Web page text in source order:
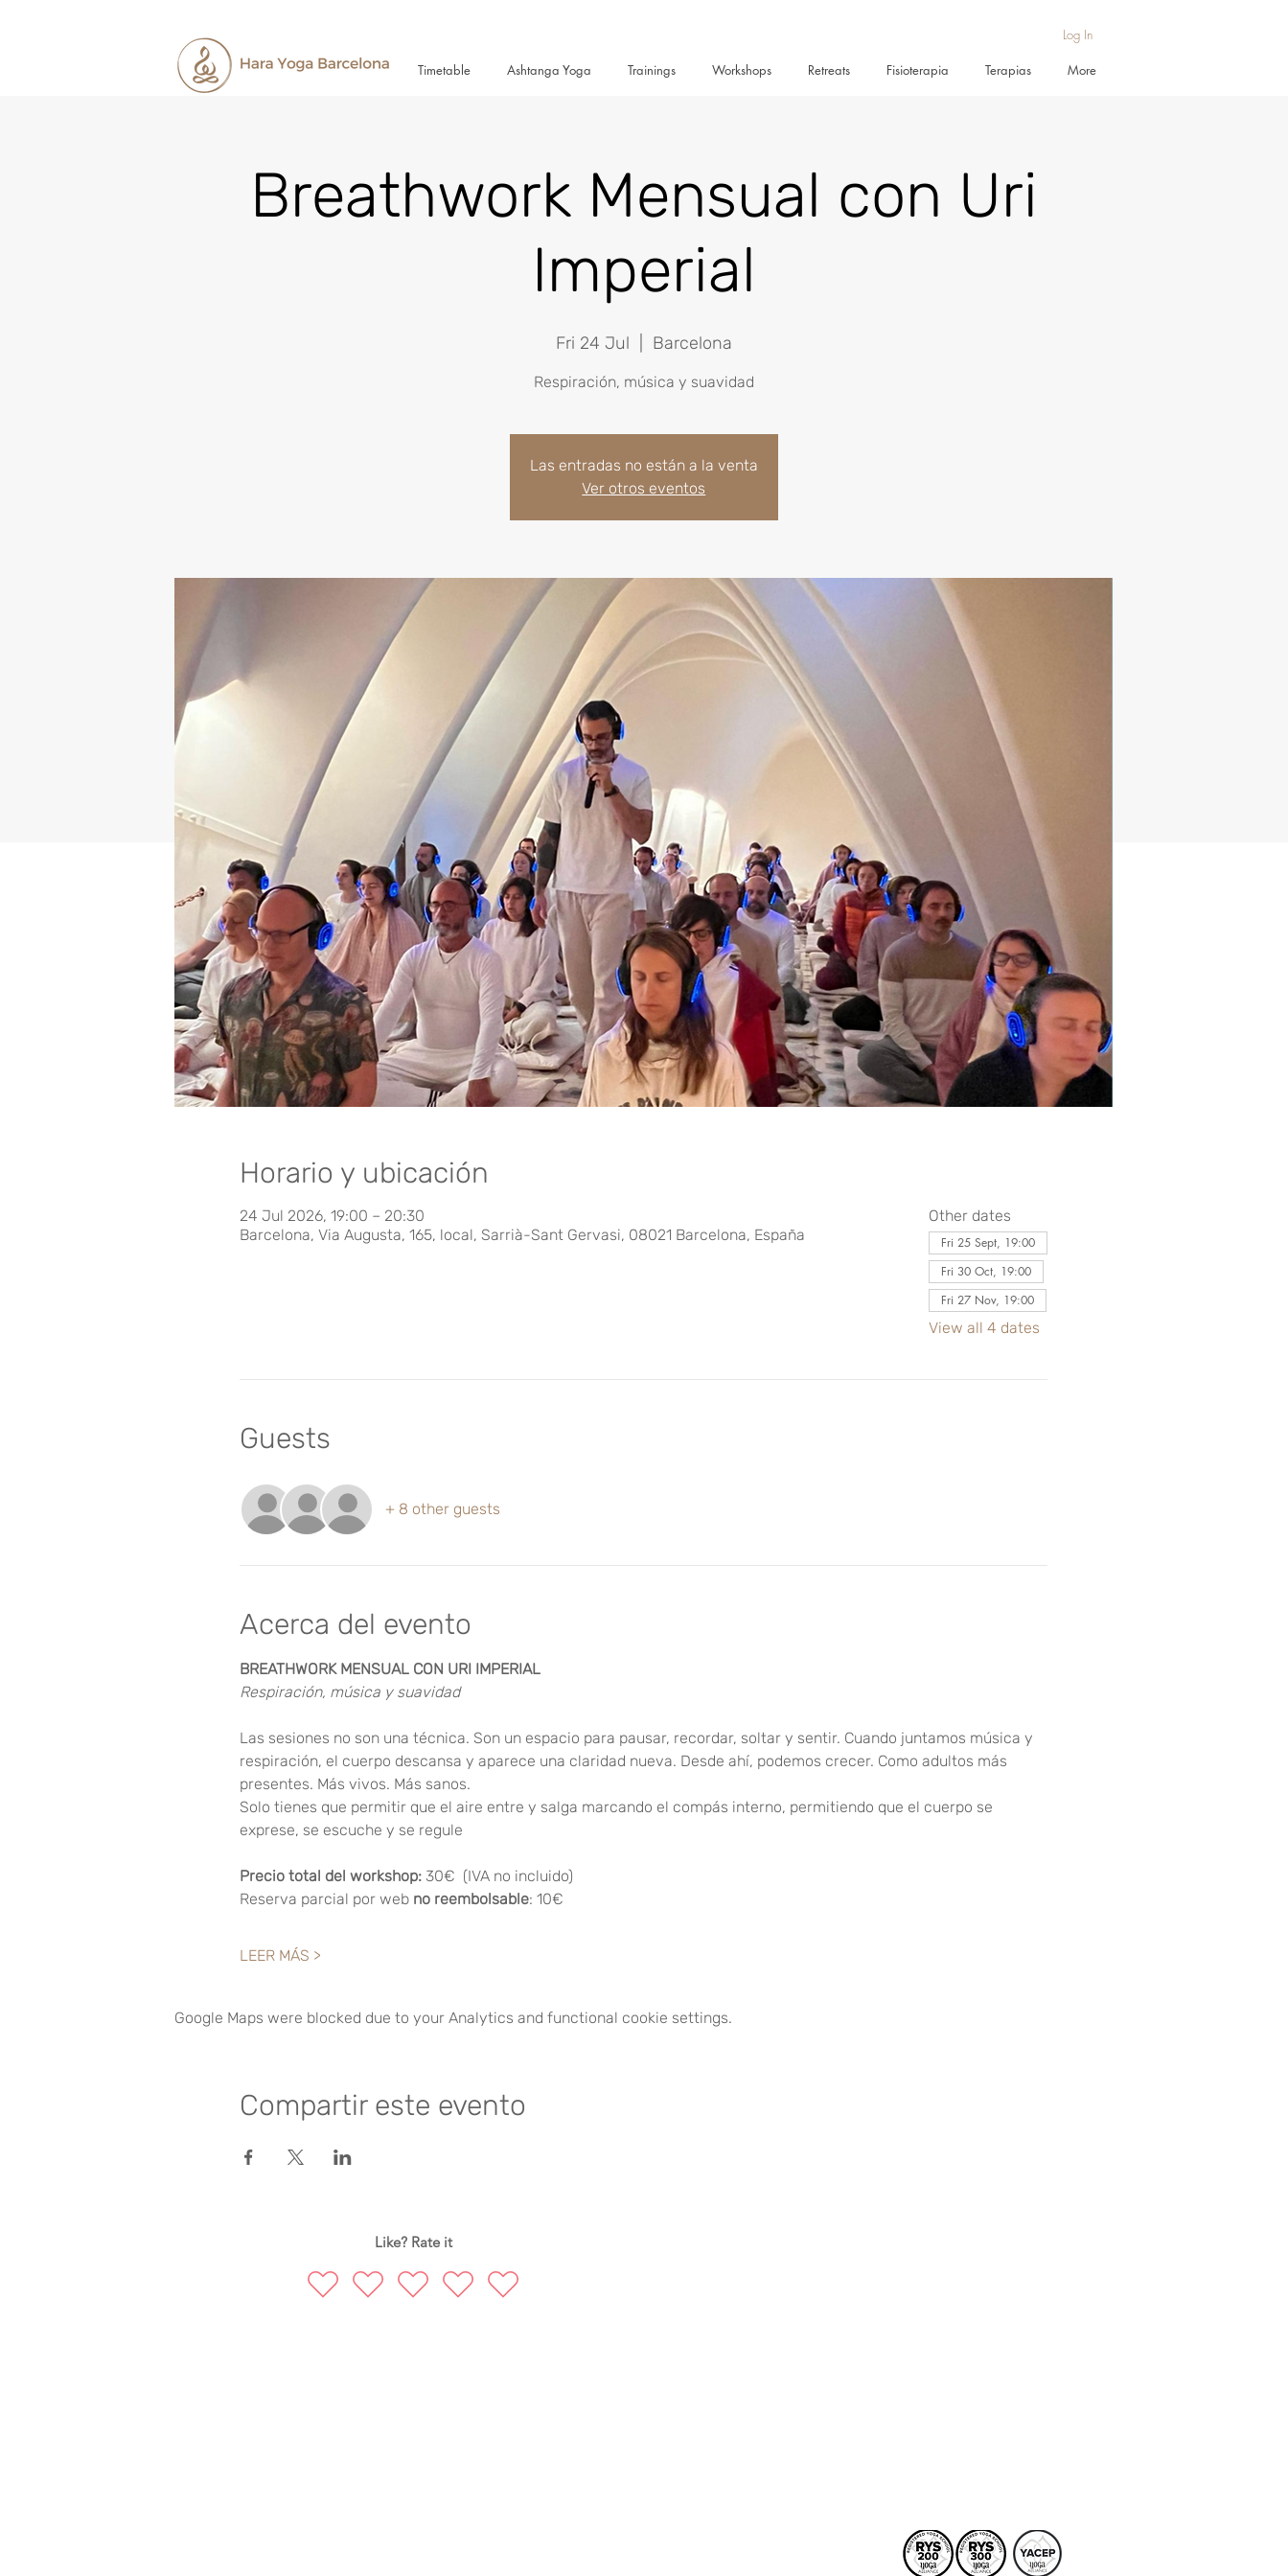
Log In
Timetable Ashtanga Yoga Trainings Workshops Retreats Fisioterapia Terapias More
Breathwork Mensual con Uri
Imperial
Fri 24 Jul Barcelona
Respiración, música y suavidad
Las entradas no están a la venta
Ver otros eventos
Horario y ubicación
24 Jul 2026, 19:00 – 20:30
Barcelona, Via Augusta, 165, local, Sarrià-Sant Gervasi, 08021 Barcelona, España
Other dates
Fri 25 Sept, 19:00
Fri 30 Oct, 19:00
Fri 27 Nov, 19:00
View all 4 dates
Guests
+ 8 other guests
Acerca del evento
BREATHWORK MENSUAL CON URI IMPERIAL
Respiración, música y suavidad
Las sesiones no son una técnica. Son un espacio para pausar, recordar, soltar y sentir. Cuando juntamos música y
respiración, el cuerpo descansa y aparece una claridad nueva. Desde ahí, podemos crecer. Como adultos más
presentes. Más vivos. Más sanos.
Solo tienes que permitir que el aire entre y salga marcando el compás interno, permitiendo que el cuerpo se
exprese, se escuche y se regule
Precio total del workshop: 30€  (IVA no incluido)
Reserva parcial por web no reembolsable: 10€
LEER MÁS >
Google Maps were blocked due to your Analytics and functional cookie settings.
Compartir este evento
Like? Rate it